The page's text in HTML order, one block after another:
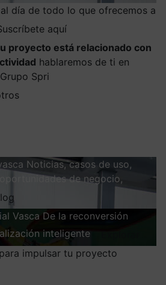
día de todo lo que ofrecemos a
aquí
proyecto está relacionado con
hablaremos de ti en
Spri
Noticias, casos de uso,
de negocio,
Vasca De la reconversión
inteligente
impulsar tu proyecto